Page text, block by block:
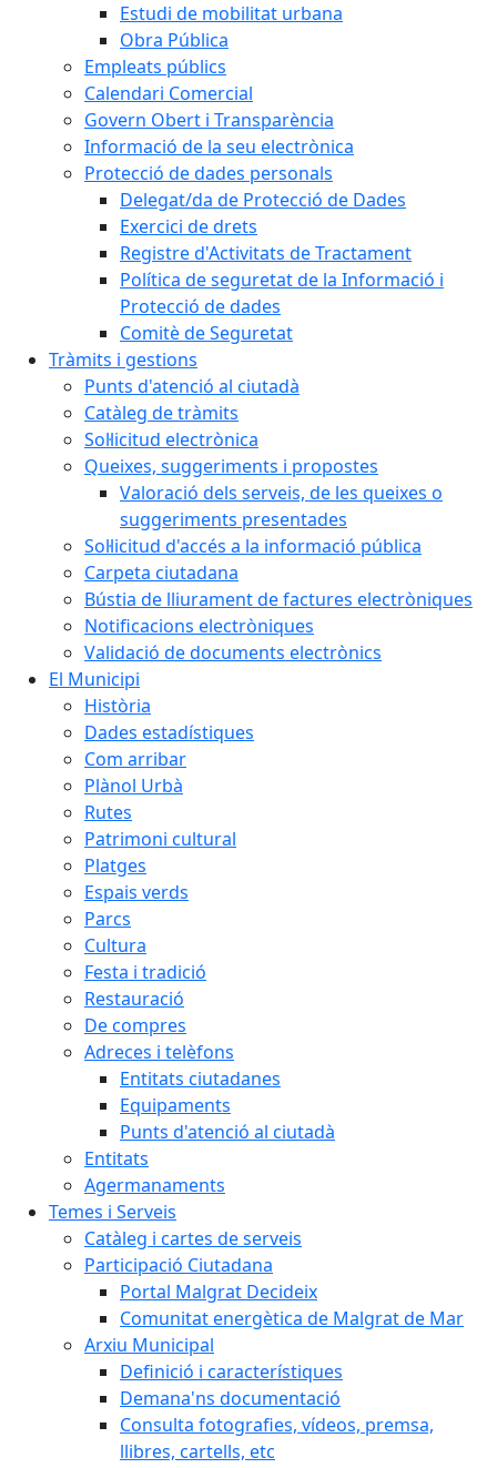
Estudi de mobilitat urbana
Obra Pública
Empleats públics
Calendari Comercial
Govern Obert i Transparència
Informació de la seu electrònica
Protecció de dades personals
Delegat/da de Protecció de Dades
Exercici de drets
Registre d'Activitats de Tractament
Política de seguretat de la Informació i
Protecció de dades
Comitè de Seguretat
Tràmits i gestions
Punts d'atenció al ciutadà
Catàleg de tràmits
Sol·licitud electrònica
Queixes, suggeriments i propostes
Valoració dels serveis, de les queixes o
suggeriments presentades
Sol·licitud d'accés a la informació pública
Carpeta ciutadana
Bústia de lliurament de factures electròniques
Notificacions electròniques
Validació de documents electrònics
El Municipi
Història
Dades estadístiques
Com arribar
Plànol Urbà
Rutes
Patrimoni cultural
Platges
Espais verds
Parcs
Cultura
Festa i tradició
Restauració
De compres
Adreces i telèfons
Entitats ciutadanes
Equipaments
Punts d'atenció al ciutadà
Entitats
Agermanaments
Temes i Serveis
Catàleg i cartes de serveis
Participació Ciutadana
Portal Malgrat Decideix
Comunitat energètica de Malgrat de Mar
Arxiu Municipal
Definició i característiques
Demana'ns documentació
Consulta fotografies, vídeos, premsa,
llibres, cartells, etc